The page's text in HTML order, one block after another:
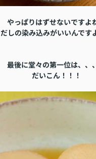
やっぱりはずせないですよ
だしの染み込みがいいんです
最後に堂々の第一位は、、
だいこん！！！